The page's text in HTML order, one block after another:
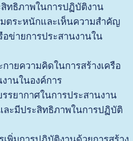
สิทธิภาพในการปฏิบัติงาน
มตระหนักและเห็นความสำคัญ
อข่ายการประสานงานใน
ายความคิดในการสร้างเครือ
านในองค์การ
รรยากาศในการประสานงาน
ละมีประสิทธิภาพในการปฏิบัติ